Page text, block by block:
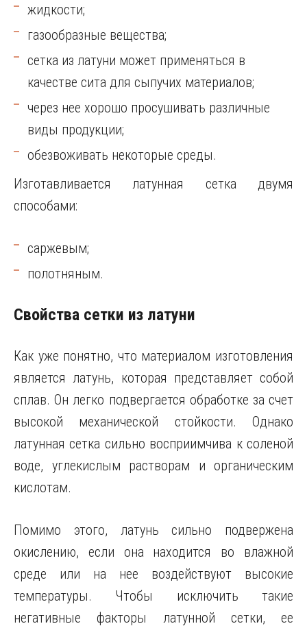
жидкости;
газообразные вещества;
сетка из латуни может применяться в
качестве сита для сыпучих материалов;
через нее хорошо просушивать различные
виды продукции;
обезвоживать некоторые среды.
Изготавливается латунная сетка двумя
способами:
саржевым;
полотняным.
Свойства сетки из латуни
Как уже понятно, что материалом изготовления
является латунь, которая представляет собой
сплав. Он легко подвергается обработке за счет
высокой механической стойкости. Однако
латунная сетка сильно восприимчива к соленой
воде, углекислым растворам и органическим
кислотам.
Помимо этого, латунь сильно подвержена
окислению, если она находится во влажной
среде или на нее воздействуют высокие
температуры. Чтобы исключить такие
негативные факторы латунной сетки, ее